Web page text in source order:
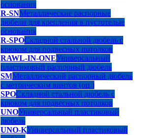
основания
R-SNМеталлические распорные
дюбели для крепления в пустотелые
основания
R-SPOСкладной стальной дюбель с
крюком для подвесных потолков
RAWL-IN-ONEУниверсальный
пластиковый распорный дюбель
SMМеталлический распорный дюбель
с метрическим винтов (оц.)
SPOСкладной стальной дюбель с
крюком для подвесных потолков
UNOУниверсальный пластиковый
дюбель
UNO-KУниверсальный пластиковый